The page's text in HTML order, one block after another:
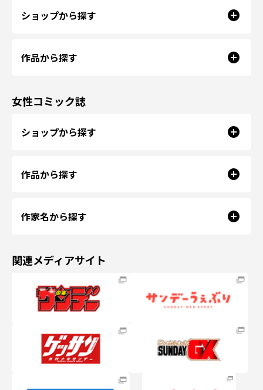
ショップから探す
作品から探す
女性コミック誌
ショップから探す
作品から探す
作家名から探す
関連メディアサイト